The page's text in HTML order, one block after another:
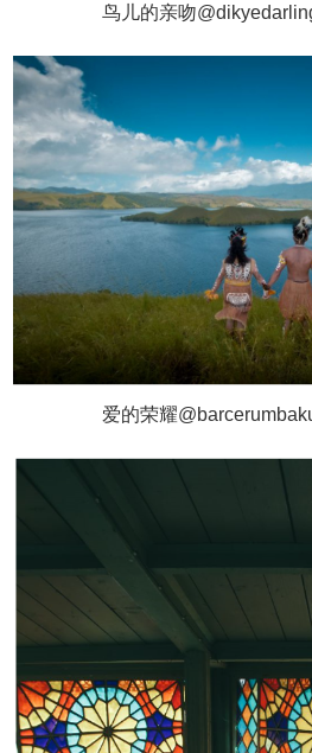
鸟儿的亲吻
爱的荣耀